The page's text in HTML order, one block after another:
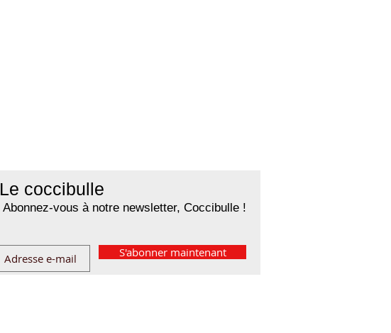
Le coccibulle
Abonnez-vous à notre newsletter, Coccibulle !
S'abonner maintenant